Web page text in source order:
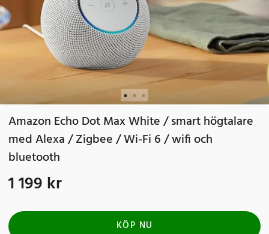
Amazon Echo Dot Max White / smart högtalare
med Alexa / Zigbee / Wi-Fi 6 / wifi och
bluetooth
Pris:1 199 kr
1 199 kr
KÖP NU